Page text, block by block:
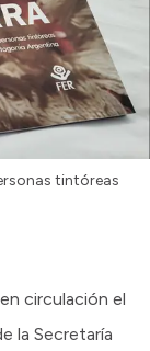
tintóreas
circulación el
la Secretaría